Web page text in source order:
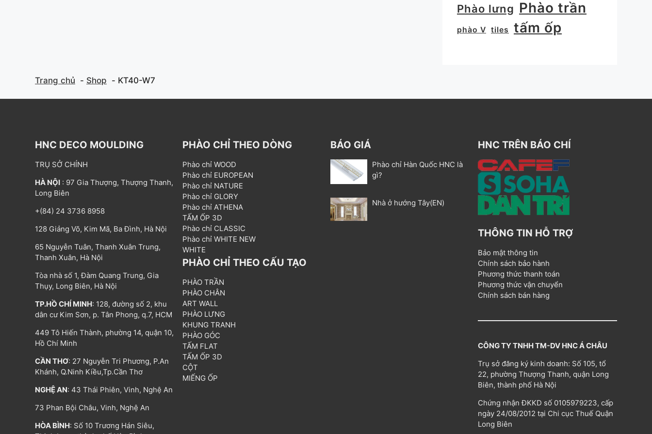
Phào lưng Phào trần
phào V tiles tấm ốp
Trang chủ Shop KT40-W7
HNC DECO MOULDING
TRỤ SỞ CHÍNH
HÀ NỘI : 97 Gia Thượng, Thượng Thanh,
Long Biên
+(84) 24 3736 8958
128 Giảng Võ, Kim Mã, Ba Đình, Hà Nội
65 Nguyễn Tuân, Thanh Xuân Trung,
Thanh Xuân, Hà Nội
Tòa nhà số 1, Đàm Quang Trung, Gia
Thụy, Long Biên, Hà Nội
TP.HỒ CHÍ MINH: 128, đường số 2, khu
dân cư Kim Sơn, p. Tân Phong, q.7, HCM
449 Tô Hiến Thành, phường 14, quận 10,
Hồ Chí Minh
CẦN THƠ: 27 Nguyễn Tri Phương, P.An
Khánh, Q.Ninh Kiều,Tp.Cần Thơ
NGHỆ AN: 43 Thái Phiên, Vinh, Nghệ An
73 Phan Bội Châu, Vinh, Nghệ An
HÒA BÌNH: Số 10 Trương Hán Siêu,
PHÀO CHỈ THEO DÒNG
Phào chỉ WOOD
Phào chỉ EUROPEAN
Phào chỉ NATURE
Phào chỉ GLORY
Phào chỉ ATHENA
TẤM ỐP 3D
Phào chỉ CLASSIC
Phào chỉ WHITE NEW
WHITE
PHÀO CHỈ THEO CẤU TẠO
PHÀO TRẦN
PHÀO CHÂN
ART WALL
PHÀO LƯNG
KHUNG TRANH
PHÀO GÓC
TẤM FLAT
TẤM ỐP 3D
CỘT
MIẾNG ỐP
BÁO GIÁ
Phào chỉ Hàn Quốc HNC là
gì?
Nhà ở hướng Tây(EN)
HNC TRÊN BÁO CHÍ
THÔNG TIN HỖ TRỢ
Bảo mật thông tin
Chính sách bảo hành
Phương thức thanh toán
Phương thức vận chuyển
Chính sách bán hàng
CÔNG TY TNHH TM-DV HNC Á CHÂU
Trụ sở đăng ký kinh doanh: Số 105, tổ
22, phường Thượng Thanh, quận Long
Biên, thành phố Hà Nội
Chứng nhận ĐKKD số 0105979223, cấp
ngày 24/08/2012 tại Chi cục Thuế Quận
Long Biên